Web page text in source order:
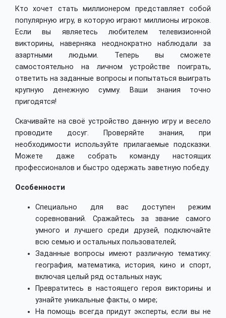
Кто хочет стать миллионером представляет собой
популярную игру, в которую играют миллионы игроков.
Если вы являетесь любителем телевизионной
викторины, наверняка неоднократно наблюдали за
азартными людьми. Теперь вы сможете
самостоятельно на личном устройстве поиграть,
ответить на заданные вопросы и попытаться выиграть
крупную денежную сумму. Ваши знания точно
пригодятся!
Скачивайте на своё устройство данную игру и весело
проводите досуг. Проверяйте знания, при
необходимости используйте прилагаемые подсказки.
Можете даже собрать команду настоящих
профессионалов и быстро одержать заветную победу.
Особенности
Специально для вас доступен режим
соревнований. Сражайтесь за звание самого
умного и лучшего среди друзей, подключайте
всю семью и остальных пользователей;
Заданные вопросы имеют различную тематику:
география, математика, история, кино и спорт,
включая целый ряд остальных наук;
Превратитесь в настоящего героя викторины и
узнайте уникальные факты, о мире;
На помощь всегда придут эксперты, если вы не